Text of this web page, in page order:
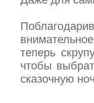
теперь
чтобы
сказочную